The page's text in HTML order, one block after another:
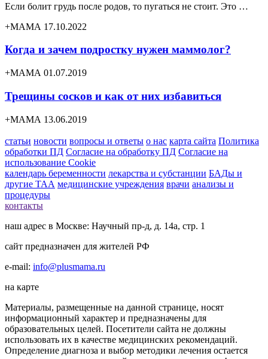
Если болит грудь после родов, то пугаться не стоит. Это …
+МАМА 17.10.2022
Когда и зачем подростку нужен маммолог?
+МАМА 01.07.2019
Трещины сосков и как от них избавиться
+МАМА 13.06.2019
статьи новости вопросы и ответы о нас карта сайта Политика
обработки ПД Согласие на обработку ПД Согласие на
использование Cookie
календарь беременности лекарства и субстанции БАДы и
другие ТАА медицинские учреждения врачи анализы и
процедуры
контакты
наш адрес в Москве: Научный пр-д, д. 14а, стр. 1
сайт предназначен для жителей РФ
e-mail: info@plusmama.ru
на карте
Материалы, размещенные на данной странице, носят
информационный характер и предназначены для
образовательных целей. Посетители сайта не должны
использовать их в качестве медицинских рекомендаций.
Определение диагноза и выбор методики лечения остается